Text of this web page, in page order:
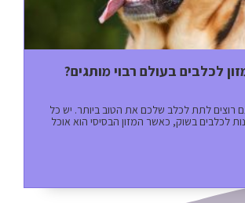
לכלבים בעולם רבוי מותגים?
רוצים לתת לכלב שלכם את הטוב ביותר. יש כל
לכלבים בשוק, כאשר המזון הבסיסי הוא אוכל